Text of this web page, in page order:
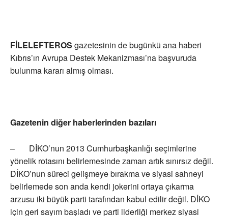
FİLELEFTEROS gazetesinin de bugünkü ana haberi
Kıbrıs’ın Avrupa Destek Mekanizması’na başvuruda
bulunma kararı almış olması.
Gazetenin diğer haberlerinden bazıları
– DİKO’nun 2013 Cumhurbaşkanlığı seçimlerine
yönelik rotasını belirlemesinde zaman artık sınırsız değil.
DİKO’nun süreci gelişmeye bırakma ve siyasi sahneyi
belirlemede son anda kendi jokerini ortaya çıkarma
arzusu iki büyük parti tarafından kabul edilir değil. DİKO
için geri sayım başladı ve parti liderliği merkez siyasi